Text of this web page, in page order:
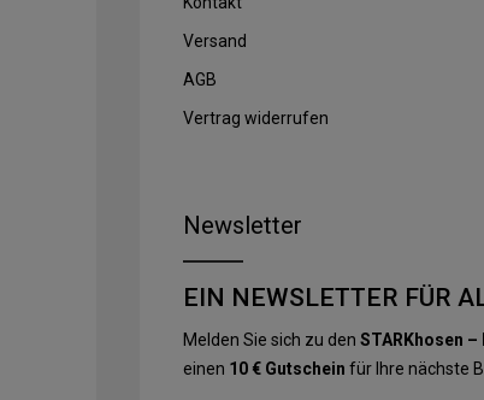
Versand
AGB
Vertrag widerrufen
Newsletter
EIN NEWSLETTER FÜR
Melden Sie sich zu den STARKhosen –
einen 10 € Gutschein für Ihre nächste